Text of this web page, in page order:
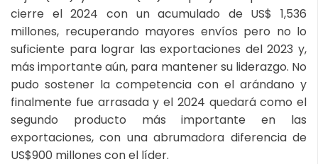
cierre el 2024 con un acumulado de US$ 1,536
millones, recuperando mayores envíos pero no lo
suficiente para lograr las exportaciones del 2023 y,
más importante aún, para mantener su liderazgo. No
pudo sostener la competencia con el arándano y
finalmente fue arrasada y el 2024 quedará como el
segundo producto más importante en las
exportaciones, con una abrumadora diferencia de
US$900 millones con el líder.